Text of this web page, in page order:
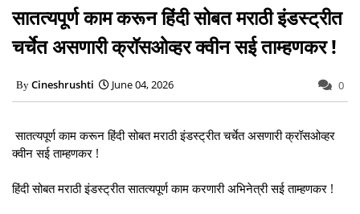
सातत्यपूर्ण काम करून हिंदी सोबत मराठी इंडस्ट्रीत
चर्चेत असणारी क्रॉसओव्हर क्वीन सई ताम्हणकर !
Cineshrushti June 04, 2026 0
सातत्यपूर्ण काम करून हिंदी सोबत मराठी इंडस्ट्रीत चर्चेत असणारी क्रॉसओव्हर
क्वीन सई ताम्हणकर !
हिंदी सोबत मराठी इंडस्ट्रीत सातत्यपूर्ण काम करणारी अभिनेत्री सई ताम्हणकर !